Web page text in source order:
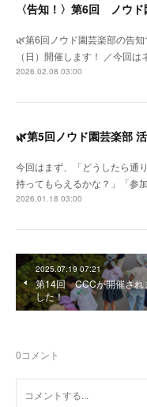
🌿第6回ノウド園芸楽部の告
（日）開催します！ ／今回
2026.02.08 03:00
🌿第5回ノウド園芸楽部
今回はまず、「どうしたら通
持ってもらえるかな？」「参
2026.01.18 03:00
2025.07.19 07:21
第14回 CCCが開催され
した！
0コメント